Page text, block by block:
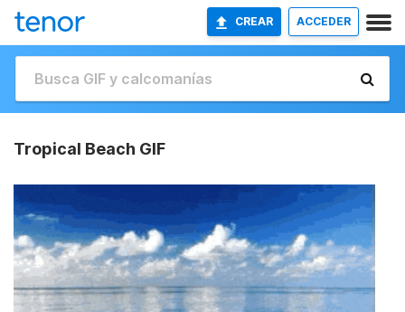
CREAR ACCEDER
Tropical Beach GIF